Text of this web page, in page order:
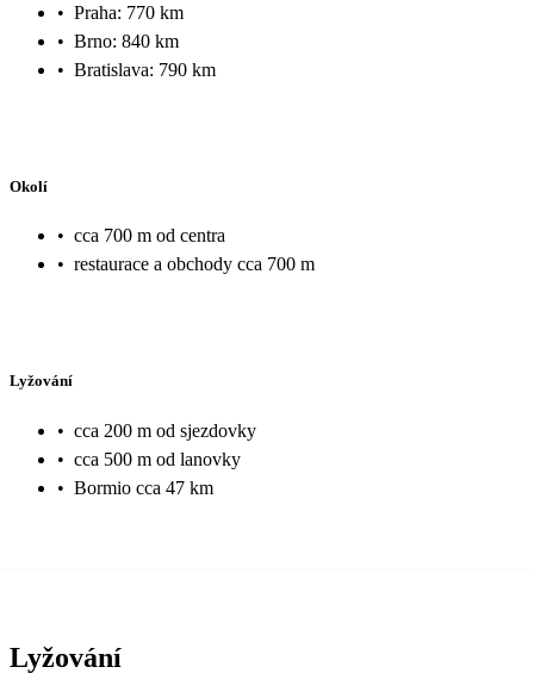
• Praha: 770 km
• Brno: 840 km
• Bratislava: 790 km
Okolí
• cca 700 m od centra
• restaurace a obchody cca 700 m
Lyžování
• cca 200 m od sjezdovky
• cca 500 m od lanovky
• Bormio cca 47 km
Lyžování